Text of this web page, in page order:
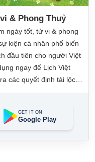
& Phong Thuỷ
ngày tốt, tử vi & phong
kiện cá nhân phổ biến
đầu tiên cho người Việt
ngay để Lịch Việt
các quyết định tài lộc,
GET IT ON
Google Play